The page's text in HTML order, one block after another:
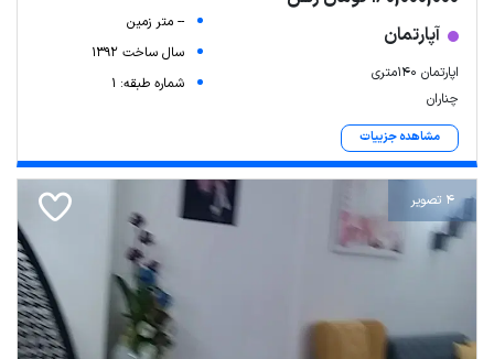
آپارتمان
اپارتمان 140متری
چناران
مشاهده جزییات
-- متر زمین
سال ساخت 1392
شماره طبقه: 1
4 تصویر